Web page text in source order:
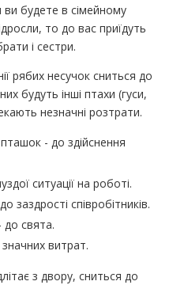
ви будете в сімейному
то до вас приїдуть
і сестри.
рябих несучок сниться до
будуть інші птахи (гуси,
незначні розтрати.
- до здійснення
ситуації на роботі.
заздрості співробітників.
свята.
витрат.
з двору, сниться до